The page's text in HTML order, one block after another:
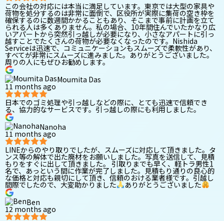
この会社の対応には本当に満足しています。東京では大型の家具や
荷物を処分するのは非常に面倒で、区役所が実際に集荷の空き枠を
確保するのに数週間かかることもあり、そこまで事前に計画を立て
られる人は多くありません。私の場合、10年間住んでいたかなり広
いアパートから突然引っ越しが必要になり、小さなアパートに引っ
越すことでたくさんの荷物が必要なくなったのです。Nishida
Serviceは迅速で、コミュニケーションもスムーズで柔軟性があり、
すべてが非常にスムーズに進みました。ありがとうございました。
周りの人にもぜひお勧めします。
Moumita Das
11 months ago
日本でのゴミ処理や引っ越しなどの際に、とても迅速で信頼でき
る、協力的なサービスです。引っ越しの際にも利用しました。
Nanoha
11 months ago
LINEからのやり取りでしたが、スムーズに対応して頂きました。タ
ンス等の解体で出た廃材をお願いしました。写真を送信して、見積
もりをすぐに出して頂きました。 引取りまでも早く、軽トラ男性1
名で、あっという間に作業が完了しました。見積もり通りの良心的
な価格と対応も親切にして頂き、信頼のおける業者様です。引越し
間際でしたので、大変助かりました
ありがとうございました
Ben
12 months ago